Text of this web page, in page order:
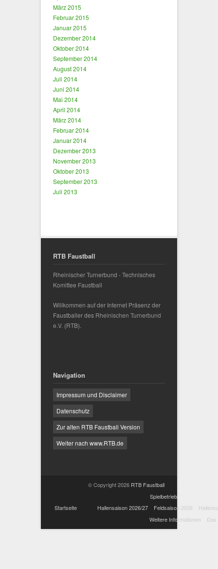
März 2015
Februar 2015
Januar 2015
Dezember 2014
Oktober 2014
September 2014
August 2014
Juli 2014
Juni 2014
Mai 2014
April 2014
März 2014
Februar 2014
Januar 2014
Dezember 2013
November 2013
Oktober 2013
September 2013
Juli 2013
RTB Faustball
Rheinischer Turnerbund - Technisches
Komittee Faustball
Willkommen auf der Internet Präsenz der
Faustballer des Rheinischen Turnerbund
e.V. (RTB).
Navigation
Impressum und Disclaimer
Datenschutz
Zur alten RTB Faustball Version
Weiter nach www.RTB.de
© Copyright 2026 RTB Faustball
Startseite
Spielbetrieb
Hallensaison 2026/27
Feldsaison 2026
Weitere Informationen
Das